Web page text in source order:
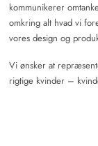
kommunikerer
omkring alt hvad vi
vores design og
Vi ønsker at
rigtige kvinder –